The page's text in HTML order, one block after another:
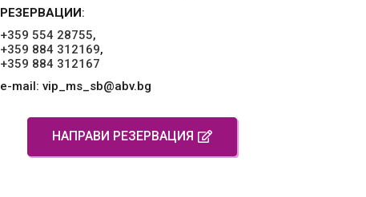
РЕЗЕРВАЦИИ:
+359 554 28755,
+359 884 312169,
+359 884 312167
e-mail: vip_ms_sb@abv.bg
НАПРАВИ РЕЗЕРВАЦИЯ